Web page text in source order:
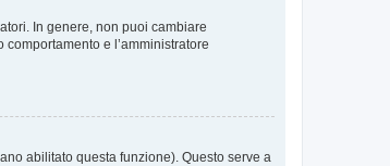
In genere, non puoi cambiare
e l’amministratore
abilitato questa funzione). Questo serve a